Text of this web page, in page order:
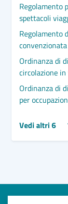
Regolamento
spettacoli
Regolamento
Ordinanza di
circolazione
"Famila" con
installazione
di
Ordinanza di
per
10/07/2026
Vedi altri 6